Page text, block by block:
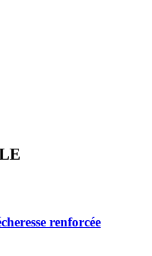
renforcée